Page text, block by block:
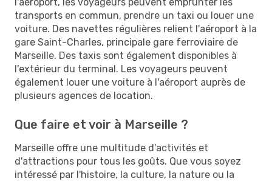
transports en commun, prendre un taxi ou louer une
voiture. Des navettes régulières relient l'aéroport à la
gare Saint-Charles, principale gare ferroviaire de
Marseille. Des taxis sont également disponibles à
l'extérieur du terminal. Les voyageurs peuvent
également louer une voiture à l'aéroport auprès de
plusieurs agences de location.
Que faire et voir à Marseille ?
Marseille offre une multitude d'activités et
d'attractions pour tous les goûts. Que vous soyez
intéressé par l'histoire, la culture, la nature ou la